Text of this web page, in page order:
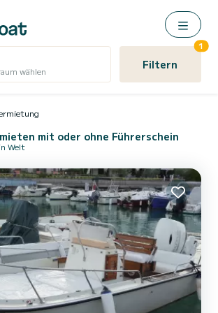
wählen Filtern
1
mit oder ohne Führerschein
Welt